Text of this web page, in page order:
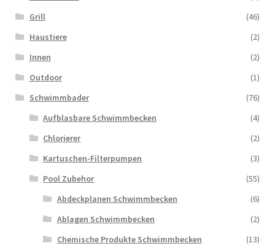
Grill
(46)
Haustiere
(2)
Innen
(2)
Outdoor
(1)
Schwimmbader
(76)
Aufblasbare Schwimmbecken
(4)
Chlorierer
(2)
Kartuschen-Filterpumpen
(3)
Pool Zubehor
(55)
Abdeckplanen Schwimmbecken
(6)
Ablagen Schwimmbecken
(2)
Chemische Produkte Schwimmbecken
(13)